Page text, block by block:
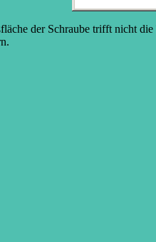
der Schraube trifft nicht